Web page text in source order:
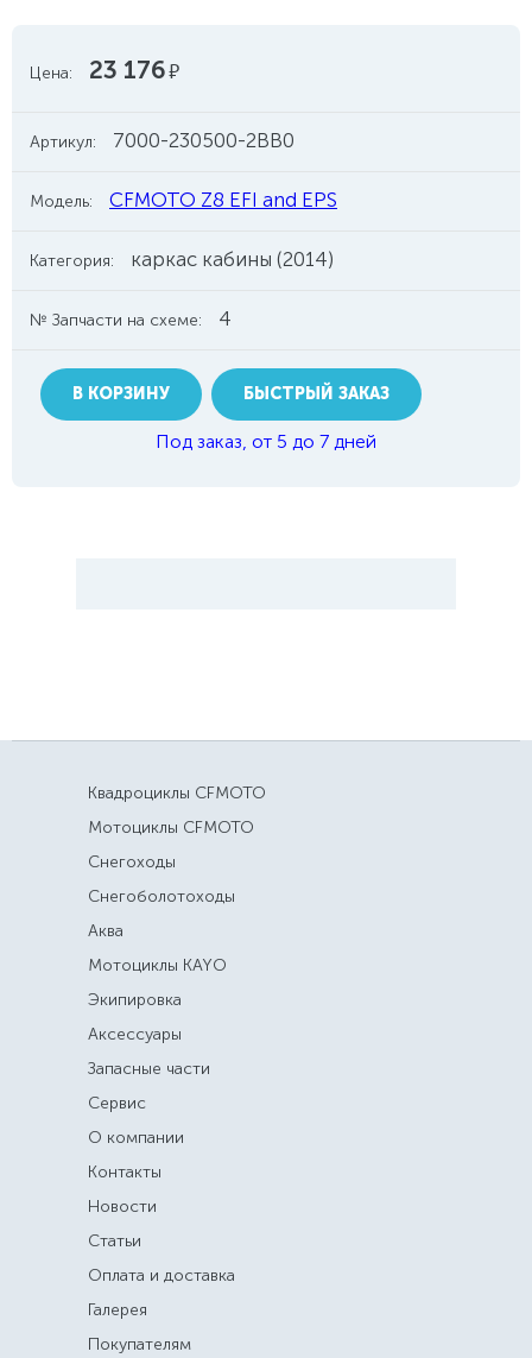
Цена: 23 176руб.
Артикул: 7000-230500-2BB0
Модель: CFMOTO Z8 EFI and EPS
Категория: каркас кабины (2014)
№ Запчасти на схеме: 4
В КОРЗИНУ БЫСТРЫЙ ЗАКАЗ
Под заказ, от 5 до 7 дней
Квадроциклы CFMOTO
Мотоциклы CFMOTO
Снегоходы
Снегоболотоходы
Аква
Мотоциклы KAYO
Экипировка
Аксессуары
Запасные части
Сервис
О компании
Контакты
Новости
Статьи
Оплата и доставка
Галерея
Покупателям